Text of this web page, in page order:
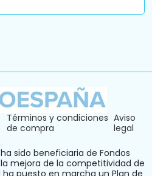
Términos y condiciones
de compra
Aviso
legal
sido beneficiaria de Fondos
mejora de la competitividad de